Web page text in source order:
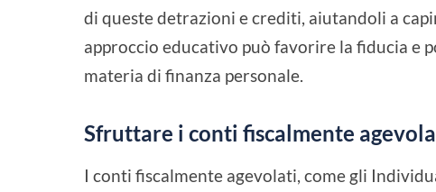
di queste detrazioni e crediti, aiutandoli a
approccio educativo può favorire la fiducia e
materia di finanza personale.
Sfruttare i conti fiscalmente
I conti fiscalmente agevolati, come gli